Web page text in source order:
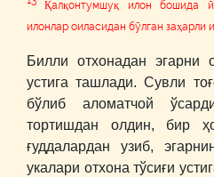
Қалқонтумшуқ илон бошида
илонлар оиласидан бўлган заҳарли
Билли отхонадан эгарни
устига ташлади. Сувли
бўлиб аломатчой
тортишдан олдин, бир
ғуддалардан узиб,
укалари отхона тўсиғи